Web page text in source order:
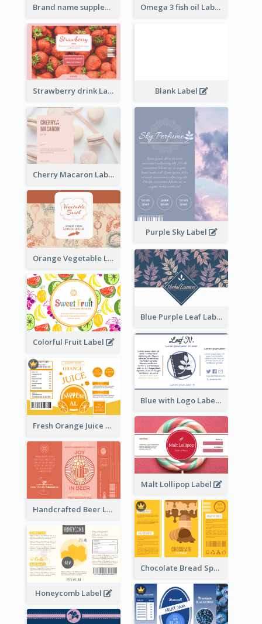
Brand name supplement Label Omega 3 fish oil Label
Strawberry drink Label Blank Label
Cherry Macaron Label
Purple Sky Label
Orange Vegetable Label
Blue Purple Leaf Label
Colorful Fruit Label
Blue with Logo Label
Fresh Orange Juice Label
Malt Lollipop Label
Handcrafted Beer Label
Chocolate Bread Spread Label
Honeycomb Label